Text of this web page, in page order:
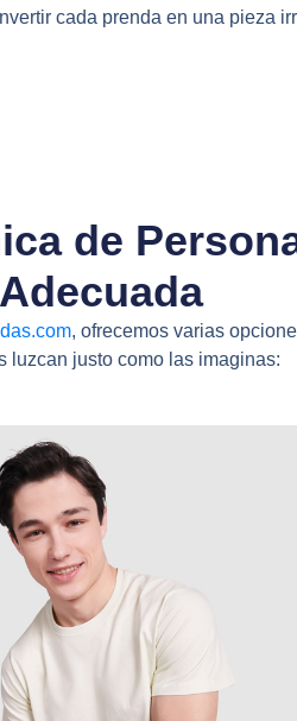
cada prenda en una pieza
de
Adecuada
, ofrecemos varias
luzcan justo como las imaginas: